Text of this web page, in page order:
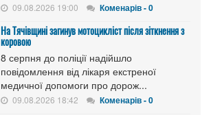
09.08.2026 19:00 Коменарів - 0
На Тячівщині загинув мотоцикліст після зіткнення з
коровою
8 серпня до поліції надійшло
повідомлення від лікаря екстреної
медичної допомоги про дорож...
09.08.2026 18:42 Коменарів - 0